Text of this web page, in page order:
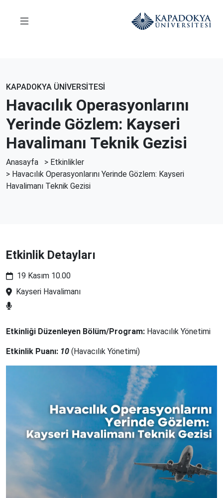
KAPADOKYA ÜNİVERSİTESİ
Havacılık Operasyonlarını
Yerinde Gözlem: Kayseri
Havalimanı Teknik Gezisi
Anasayfa > Etkinlikler
> Havacılık Operasyonlarını Yerinde Gözlem: Kayseri
Havalimanı Teknik Gezisi
Etkinlik Detayları
19 Kasım 10.00
Kayseri Havalimanı
Etkinliği Düzenleyen Bölüm/Program: Havacılık Yönetimi
Etkinlik Puanı: 10 (Havacılık Yönetimi)